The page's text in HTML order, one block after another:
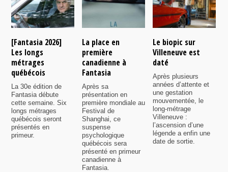
[Fantasia 2026]
Les longs
métrages
québécois
La 30e édition de
Fantasia débute
cette semaine. Six
longs métrages
québécois seront
présentés en
primeur.
La place en
première
canadienne à
Fantasia
Après sa
présentation en
première mondiale au
Festival de
Shanghai, ce
suspense
psychologique
québécois sera
présenté en primeur
canadienne à
Fantasia.
Le biopic sur
Villeneuve est
daté
Après plusieurs
années d’attente et
une gestation
mouvementée, le
long-métrage
Villeneuve :
l’ascension d’une
légende a enfin une
date de sortie.